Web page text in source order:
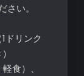
い。
ドリンク
食）、